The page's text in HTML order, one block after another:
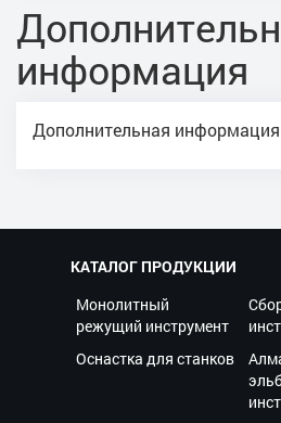
информация
Дополнительная информация
КАТАЛОГ ПРОДУКЦИИ
Монолитный
режущий инструмент
Оснастка для станков